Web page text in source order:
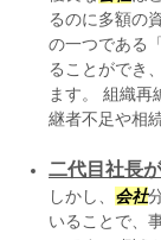
るのに多額の
の一つである「
ることができ
ます。 組織再
継者不足や相
二代目社長
しかし、 会社
いることで、